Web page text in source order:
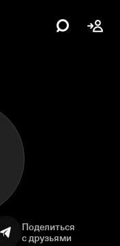
Поделиться
с друзьями